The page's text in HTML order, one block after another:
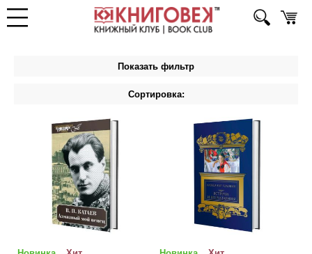
Показать фильтр
Сортировка: